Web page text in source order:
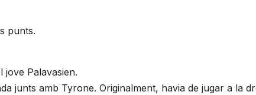
punts.
jove Palavasien.
junts amb Tyrone. Originalment, havia de jugar a la